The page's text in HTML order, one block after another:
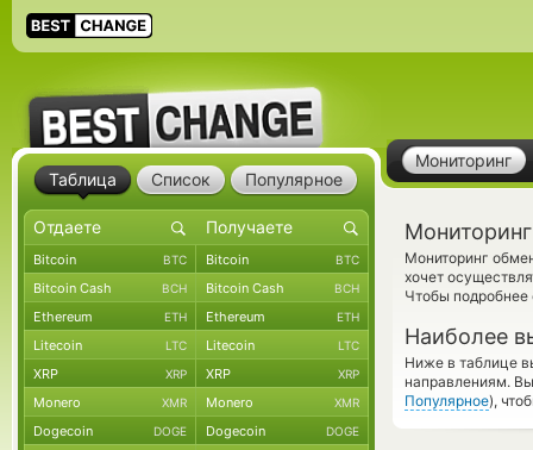
Мониторинг
Мониторинг
хочет
Чтобы подробнее
Наиболее
Ниже в таблице
направлениям.
Популярное),
Таблица Список Популярное
Bitcoin BTC Bitcoin BTC
Bitcoin Cash BCH Bitcoin Cash BCH
Ethereum ETH Ethereum ETH
Litecoin LTC Litecoin LTC
XRP XRP XRP XRP
Monero XMR Monero XMR
Dogecoin DOGE Dogecoin DOGE